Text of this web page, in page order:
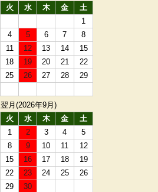
火 水 木 金
土
1
4 5 6 7
8
11 12 13 14
15
18 19 20 21
22
25 26 27 28
29
翌月(2026年9月)
火 水 木 金
土
1
2 3 4
5
8 9 10 11
12
15 16 17 18
19
22 23 24 25
26
29
30